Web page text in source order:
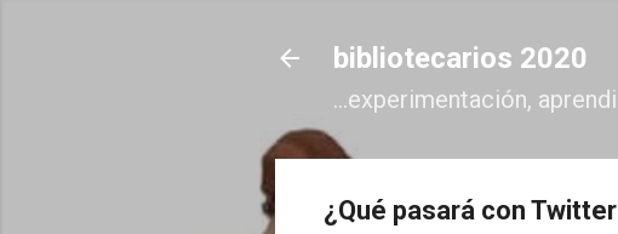
bibliotecarios 2020
...experimentación,
¿Qué pasará con